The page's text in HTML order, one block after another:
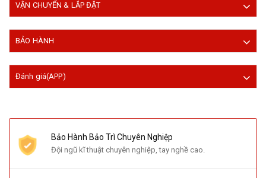
VẬN CHUYỂN & LẮP ĐẶT
BẢO HÀNH
Đánh giá(APP)
Bảo Hành Bảo Trì Chuyên Nghiệp
Đội ngũ kĩ thuật chuyên nghiệp, tay nghề cao.